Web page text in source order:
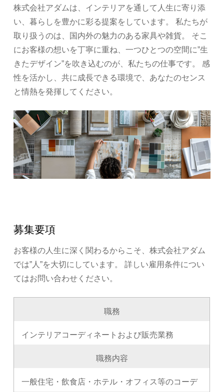
株式会社アダムは、インテリアを通して人生に寄り添
い、暮らしを豊かに彩る提案をしています。
私たちが
取り扱うのは、国内外の魅力のある家具や雑貨。
そこ
にお客様の想いを丁寧に重ね、一つひとつの空間に”生
きたデザイン”を吹き込むのが、私たちの仕事です。
感
性を活かし、共に成長できる環境で、あなたのセンス
と情熱を発揮してください。
募集要項
お客様の人生に深く関わるからこそ、株式会社アダム
では”人”を大切にしています。
詳しい雇用条件につい
てはお問い合わせください。
職務
インテリアコーディネートおよび販売業務
職務内容
一般住宅・飲食店・ホテル・オフィス等のコーデ